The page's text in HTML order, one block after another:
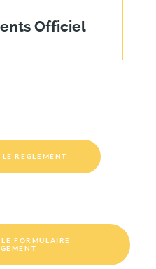
Officiel
REGLEMENT
FORMULAIRE